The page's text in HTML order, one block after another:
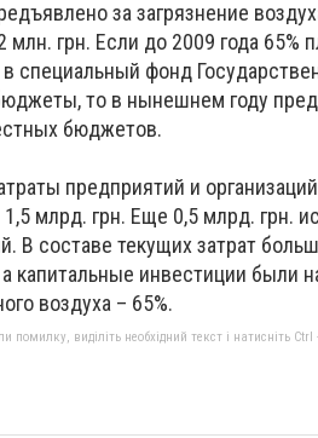
за загрязнение
млн. грн. Если до 2009 года
в специальный фонд
то в нынешнем году
бюджетов.
предприятий и
млрд. грн. Еще 0,5 млрд. грн.
В составе текущих затрат
а капитальные инвестиции были
воздуха – 65%.
помилку, виділіть необхідний текст і натисніть